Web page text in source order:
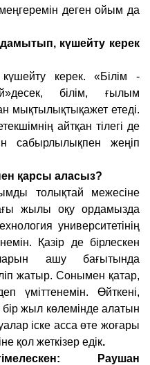
меңгеремін деген ойым да
дамытып, күшейту керек
керек. «Білім -
білім, ғылым
мықтылықтықажет етеді.
айтқан тілегі де
сабырлылықпен жеңіп
қарсы аласыз?
толықтай межесіне
жылы оқу ордамызда
университетінің
Қазір де бірлескен
ашу бағытында
жатыр. Сонымен қатар,
үміттенемін. Өйткені,
жыл көлемінде алатын
іске асса өте жоғары
қол жеткізер едік.
Раушан